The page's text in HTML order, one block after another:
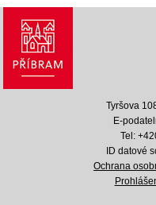
Tyršova
E-
Tel:
ID datové
Ochrana